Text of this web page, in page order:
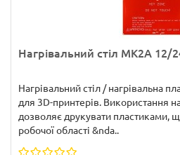
Нагрівальний стіл MK2A
Нагрівальний стіл / нагрівальна
для 3D-принтерів. Використання
дозволяє друкувати пластиками,
робочої області &nda..